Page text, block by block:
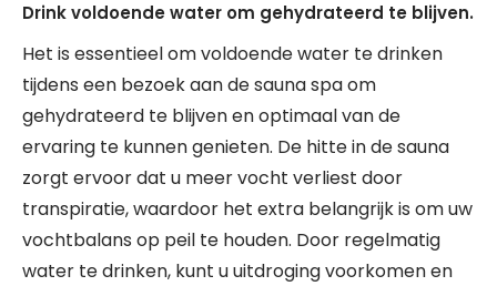
Drink voldoende water om gehydrateerd te blijven.
Het is essentieel om voldoende water te drinken
tijdens een bezoek aan de sauna spa om
gehydrateerd te blijven en optimaal van de
ervaring te kunnen genieten. De hitte in de sauna
zorgt ervoor dat u meer vocht verliest door
transpiratie, waardoor het extra belangrijk is om uw
vochtbalans op peil te houden. Door regelmatig
water te drinken, kunt u uitdroging voorkomen en